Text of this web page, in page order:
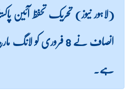
(لاہور نیوز) تحریک تحفظ آئین
انصاف نے 8 فروری کو
ہے۔